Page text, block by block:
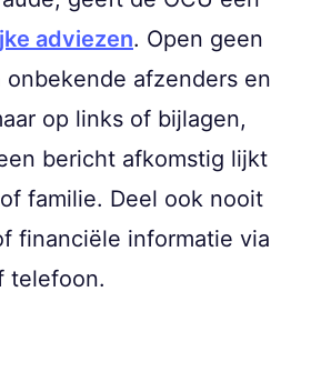
adviezen. Open geen
afzenders en
op links of bijlagen,
bericht afkomstig lijkt
familie. Deel ook nooit
financiële informatie via
telefoon.